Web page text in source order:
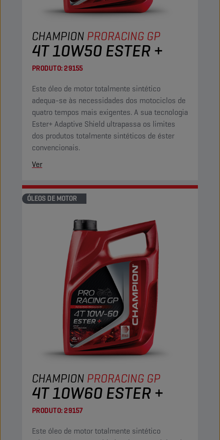
CHAMPION PRORACING GP
4T 10W50 ESTER +
PRODUTO:29155
Este óleo de motor totalmente sintético
adequa-se às necessidades dos motociclos de
quatro tempos mais exigentes. A sua tecnologia
Ester+ Adaptive Shield ultrapassa os limites
dos produtos totalmente sintéticos de éster
convencionais.
Ver
ÓLEOS DE MOTOR
CHAMPION PRORACING GP
4T 10W60 ESTER +
PRODUTO:29157
Este óleo de motor totalmente sintético